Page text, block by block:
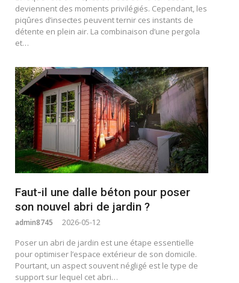
deviennent des moments privilégiés. Cependant, les
piqûres d’insectes peuvent ternir ces instants de
détente en plein air. La combinaison d’une pergola
et…
Faut-il une dalle béton pour poser
son nouvel abri de jardin ?
admin8745 2026-05-12
Poser un abri de jardin est une étape essentielle
pour optimiser l’espace extérieur de son domicile.
Pourtant, un aspect souvent négligé est le type de
support sur lequel cet abri…